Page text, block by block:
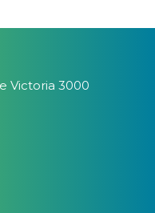
Victoria 3000